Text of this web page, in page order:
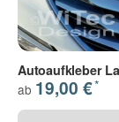
Autoaufkleber
ab 19,00 €*